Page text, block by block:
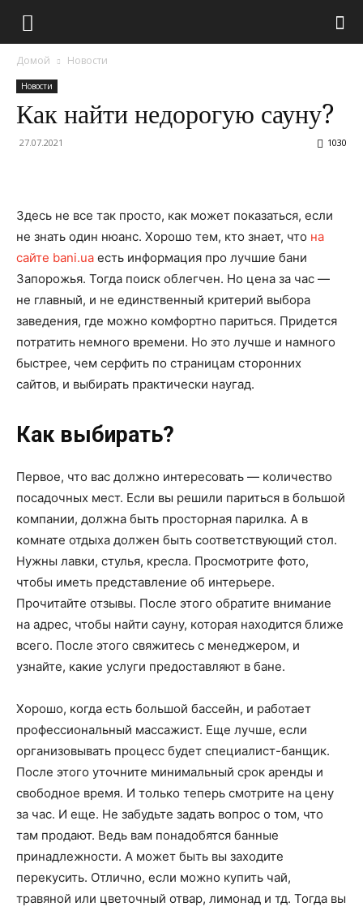
Домой Новости
Новости
Как найти недорогую сауну?
27.07.2021 1030
Здесь не все так просто, как может показаться, если
не знать один нюанс. Хорошо тем, кто знает, что на
сайте bani.ua есть информация про лучшие бани
Запорожья. Тогда поиск облегчен. Но цена за час —
не главный, и не единственный критерий выбора
заведения, где можно комфортно париться. Придется
потратить немного времени. Но это лучше и намного
быстрее, чем серфить по страницам сторонних
сайтов, и выбирать практически наугад.
Как выбирать?
Первое, что вас должно интересовать — количество
посадочных мест. Если вы решили париться в большой
компании, должна быть просторная парилка. А в
комнате отдыха должен быть соответствующий стол.
Нужны лавки, стулья, кресла. Просмотрите фото,
чтобы иметь представление об интерьере.
Прочитайте отзывы. После этого обратите внимание
на адрес, чтобы найти сауну, которая находится ближе
всего. После этого свяжитесь с менеджером, и
узнайте, какие услуги предоставляют в бане.
Хорошо, когда есть большой бассейн, и работает
профессиональный массажист. Еще лучше, если
организовывать процесс будет специалист-банщик.
После этого уточните минимальный срок аренды и
свободное время. И только теперь смотрите на цену
за час. И еще. Не забудьте задать вопрос о том, что
там продают. Ведь вам понадобятся банные
принадлежности. А может быть вы заходите
перекусить. Отлично, если можно купить чай,
травяной или цветочный отвар, лимонад и тд. Тогда вы